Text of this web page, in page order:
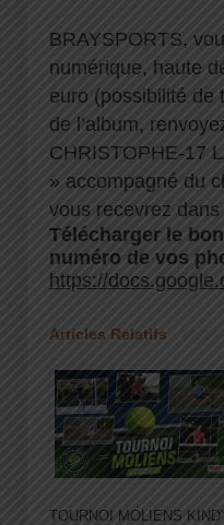
BRAYSPORTS,
numérique, haute
euro (possibilité de
de l’album,
CHRISTOPHE-17
» accompagné du
vous recevrez
Télécharger le
numéro de vos
https://
Articles Relatifs
TOURNOI MOLIENS